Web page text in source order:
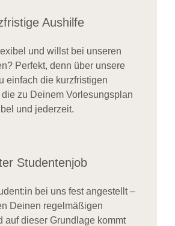
Aushilfe
und willst bei unseren
Perfekt, denn über unsere
einfach die kurzfristigen
zu Deinem Vorlesungsplan
und jederzeit.
Studentenjob
bei uns fest angestellt –
Deinen regelmäßigen
auf dieser Grundlage kommt